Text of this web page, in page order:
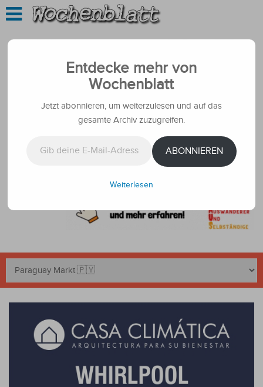
Entdecke mehr von
Wochenblatt
Jetzt abonnieren, um weiterzulesen und auf das
gesamte Archiv zuzugreifen.
ABONNIEREN
Weiterlesen